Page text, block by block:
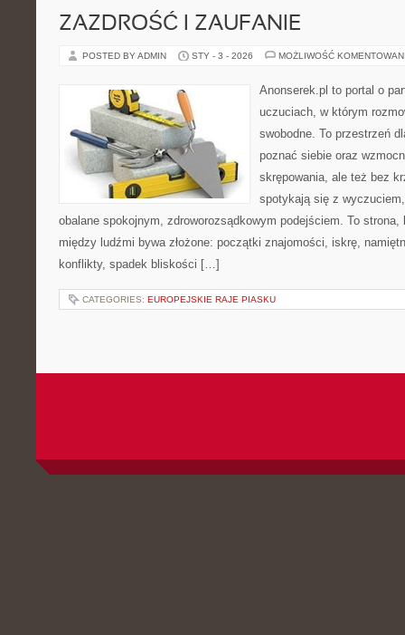
ZAZDROŚĆ I ZAUFANIE
POSTED BY ADMIN STY - 3 - 2026 MOŻLIWOŚĆ
Anonserek.pl to portal o
uczuciach, w którym
swobodne. To przestrzeń
poznać siebie oraz
skrępowania, ale też bez
spotykają się z
obalane spokojnym, zdroworozsądkowym podejściem. To strona,
między ludźmi bywa złożone: początki znajomości, iskrę,
konflikty, spadek bliskości […]
CATEGORIES: EUROPEJSKIE RAJE PIASKU